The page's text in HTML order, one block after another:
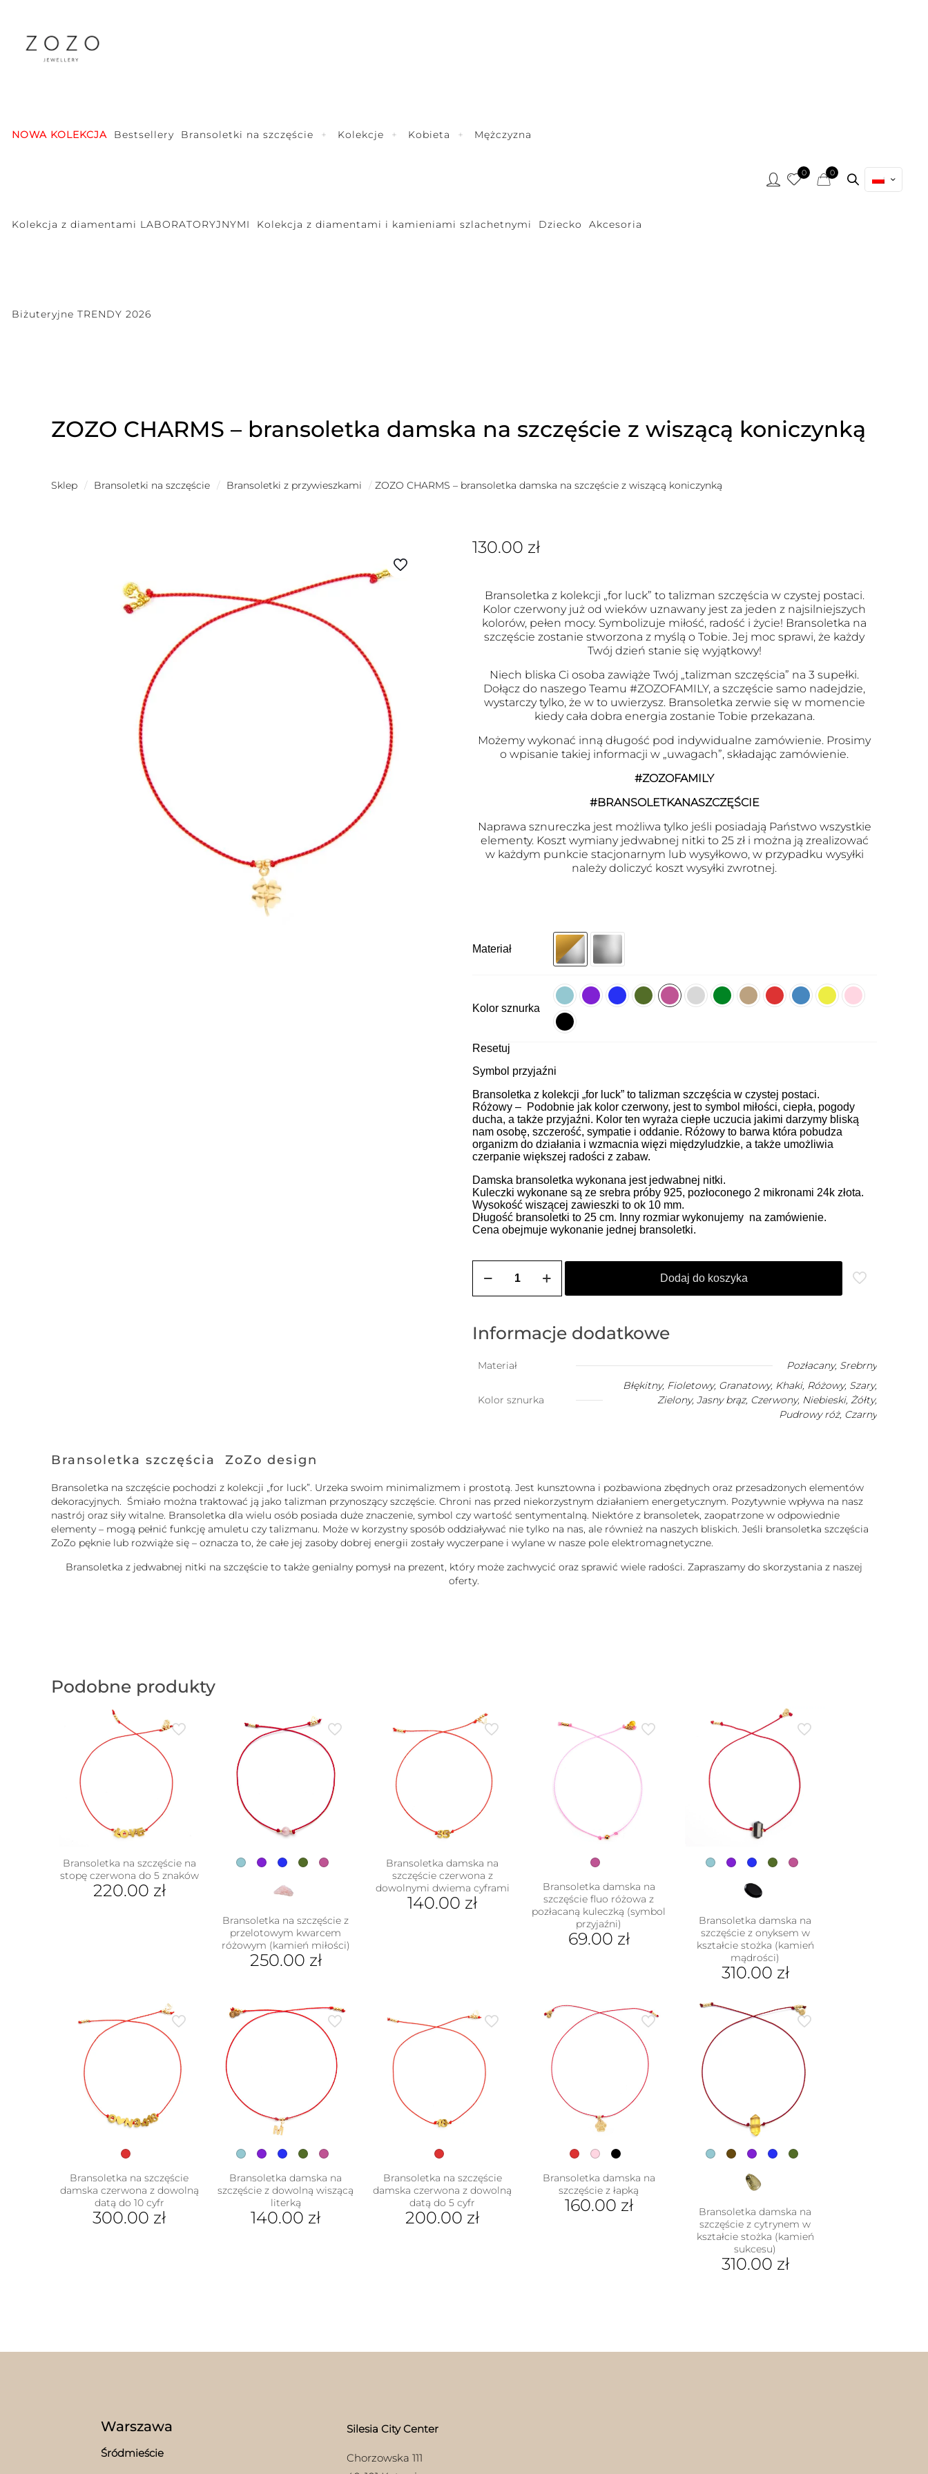
NOWA KOLEKCJA Bestsellery Bransoletki na szczęście Kolekcje Kobieta Mężczyzna
Kolekcja z diamentami LABORATORYJNYMI Kolekcja z diamentami i kamieniami szlachetnymi Dziecko Akcesoria
Biżuteryjne TRENDY 2026
0 0
ZOZO CHARMS – bransoletka damska na szczęście z wiszącą koniczynką
Sklep / Bransoletki na szczęście / Bransoletki z przywieszkami / ZOZO CHARMS – bransoletka damska na szczęście z wiszącą koniczynką
130.00 zł
Bransoletka z kolekcji „for luck” to talizman szczęścia w czystej postaci.
Kolor czerwony już od wieków uznawany jest za jeden z najsilniejszych
kolorów, pełen mocy. Symbolizuje miłość, radość i życie! Bransoletka na
szczęście zostanie stworzona z myślą o Tobie. Jej moc sprawi, że każdy
Twój dzień stanie się wyjątkowy!
Niech bliska Ci osoba zawiąże Twój „talizman szczęścia” na 3 supełki.
Dołącz do naszego Teamu #ZOZOFAMILY, a szczęście samo nadejdzie,
wystarczy tylko, że w to uwierzysz. Bransoletka zerwie się w momencie
kiedy cała dobra energia zostanie Tobie przekazana.
Możemy wykonać inną długość pod indywidualne zamówienie. Prosimy
o wpisanie takiej informacji w „uwagach”, składając zamówienie.
#ZOZOFAMILY
#BRANSOLETKANASZCZĘŚCIE
Naprawa sznureczka jest możliwa tylko jeśli posiadają Państwo wszystkie
elementy. Koszt wymiany jedwabnej nitki to 25 zł i można ją zrealizować
w każdym punkcie stacjonarnym lub wysyłkowo, w przypadku wysyłki
należy doliczyć koszt wysyłki zwrotnej.
Materiał
Kolor sznurka
Resetuj
Symbol przyjaźni
Bransoletka z kolekcji „for luck” to talizman szczęścia w czystej postaci.
Różowy – Podobnie jak kolor czerwony, jest to symbol miłości, ciepła, pogody
ducha, a także przyjaźni. Kolor ten wyraża ciepłe uczucia jakimi darzymy bliską
nam osobę, szczerość, sympatie i oddanie. Różowy to barwa która pobudza
organizm do działania i wzmacnia więzi międzyludzkie, a także umożliwia
czerpanie większej radości z zabaw.
Damska bransoletka wykonana jest jedwabnej nitki.
Kuleczki wykonane są ze srebra próby 925, pozłoconego 2 mikronami 24k złota.
Wysokość wiszącej zawieszki to ok 10 mm.
Długość bransoletki to 25 cm. Inny rozmiar wykonujemy na zamówienie.
Cena obejmuje wykonanie jednej bransoletki.
ZOZO
damska
na
Dodaj do koszyka
Informacje dodatkowe
Materiał Pozłacany, Srebrny
Kolor sznurka
Błękitny, Fioletowy, Granatowy, Khaki, Różowy, Szary,
Zielony, Jasny brąz, Czerwony, Niebieski, Żółty,
Pudrowy róż, Czarny
Bransoletka szczęścia ZoZo design
Bransoletka na szczęście pochodzi z kolekcji „for luck”. Urzeka swoim minimalizmem i prostotą. Jest kunsztowna i pozbawiona zbędnych oraz przesadzonych elementów
dekoracyjnych. Śmiało można traktować ją jako talizman przynoszący szczęście. Chroni nas przed niekorzystnym działaniem energetycznym. Pozytywnie wpływa na nasz
nastrój oraz siły witalne. Bransoletka dla wielu osób posiada duże znaczenie, symbol czy wartość sentymentalną. Niektóre z bransoletek, zaopatrzone w odpowiednie
elementy – mogą pełnić funkcję amuletu czy talizmanu. Może w korzystny sposób oddziaływać nie tylko na nas, ale również na naszych bliskich. Jeśli bransoletka szczęścia
ZoZo pęknie lub rozwiąże się – oznacza to, że całe jej zasoby dobrej energii zostały wyczerpane i wylane w nasze pole elektromagnetyczne.
Bransoletka z jedwabnej nitki na szczęście to także genialny pomysł na prezent, który może zachwycić oraz sprawić wiele radości. Zapraszamy do skorzystania z naszej
oferty.
Podobne produkty
Bransoletka na szczęście na
stopę czerwona do 5 znaków
220.00 zł
Bransoletka na szczęście z
przelotowym kwarcem
różowym (kamień miłości)
250.00 zł
ma
wiele
wariantów.
stronie
produktu
Bransoletka damska na
szczęście czerwona z
dowolnymi dwiema cyframi
140.00 zł
Bransoletka damska na
szczęście fluo różowa z
pozłacaną kuleczką (symbol
przyjaźni)
69.00 zł
Bransoletka damska na
szczęście z onyksem w
kształcie stożka (kamień
mądrości)
310.00 zł
produkt
ma
wiele
wariantów.
stronie
produktu
Bransoletka na szczęście
damska czerwona z dowolną
datą do 10 cyfr
300.00 zł
Bransoletka damska na
szczęście z dowolną wiszącą
literką
140.00 zł
Bransoletka na szczęście
damska czerwona z dowolną
datą do 5 cyfr
200.00 zł
Bransoletka damska na
szczęście z łapką
160.00 zł
Bransoletka damska na
szczęście z cytrynem w
kształcie stożka (kamień
sukcesu)
310.00 zł
Opcje
Warszawa
Śródmieście
Silesia City Center
Chorzowska 111